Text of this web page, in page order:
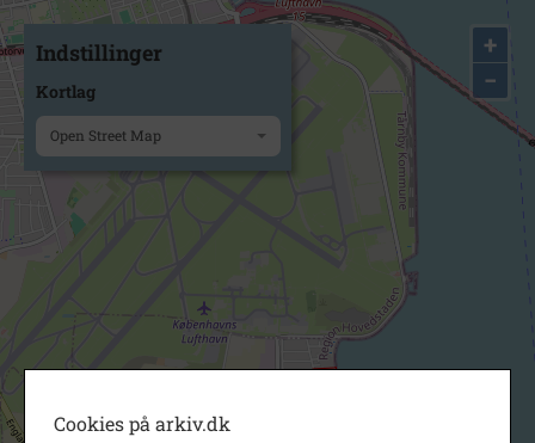
+
−
Indstillinger
Kortlag
Open Street Map
Cookies på arkiv.dk